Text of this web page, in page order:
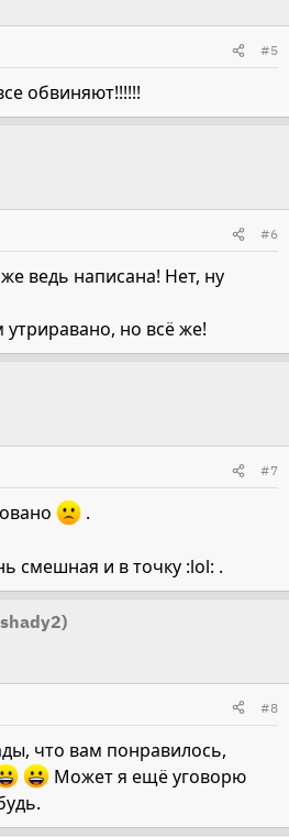
#5
обвиняют!!!!!!
#6
ведь написана! Нет, ну
но всё же!
#7
.
смешная и в точку :lol: .
#8
что вам понравилось,
Может я ещё уговорю